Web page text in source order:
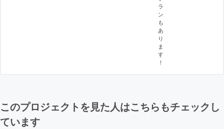
ラ
ン
も
あ
り
ま
す
！
このプロジェクトを見た人はこちらもチェックし
ています